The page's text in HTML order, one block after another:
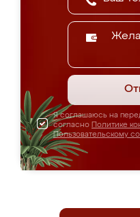
Я соглашаюсь на
согласно Политике
Пользовательскому